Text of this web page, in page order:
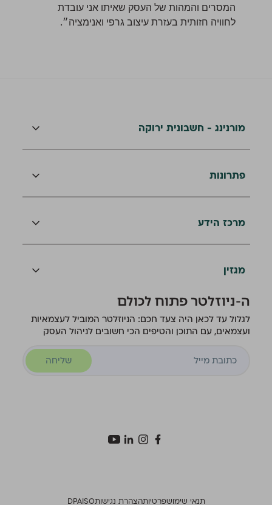
המסרים והמהות של העסק שאיתו אני עובדת
לחוויה חזותית בעזרת עיצוב גרפי ואנימציה״.
מורנינג - חשבונית ירוקה
פתרונות
מרכז הידע
מגזין
ה-ניוזלטר פתוח לכולם
לגלול עד לכאן היה צעד חכם: הניוזלטר המוביל לעצמאיות
ועצמאים, עם התוכן והטיפים הכי חשובים לניהול העסק
שליחה
תנאי שימושפרטיותהצהרת נגישותISO
DPA